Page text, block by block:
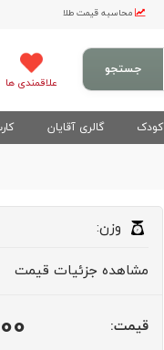
محاسبه قیمت طلا
علاقمندی ها
جستجو
گالری آقایان
وزن:
مشاهده جزئیات قیمت
قیمت: